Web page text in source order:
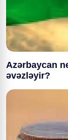
Azərbaycan
əvəzləyir?